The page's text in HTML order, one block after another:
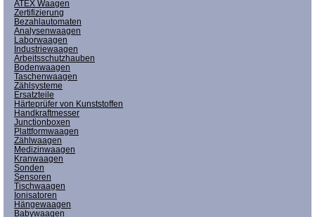
ATEX Waagen
Zertifizierung
Bezahlautomaten
Analysenwaagen
Laborwaagen
Industriewaagen
Arbeitsschutzhauben
Bodenwaagen
Taschenwaagen
Zählsysteme
Ersatzteile
Härteprüfer von Kunststoffen
Handkraftmesser
Junctionboxen
Plattformwaagen
Zählwaagen
Medizinwaagen
Kranwaagen
Sonden
Sensoren
Tischwaagen
Ionisatoren
Hängewaagen
Babywaagen